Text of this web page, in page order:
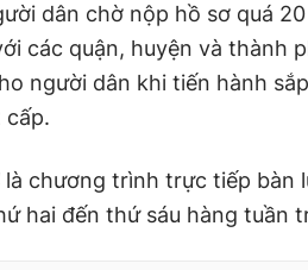
dân chờ nộp hồ sơ quá
các quận, huyện và thành
người dân khi tiến hành
cấp.
là chương trình trực tiếp bàn
hai đến thứ sáu hàng tuần